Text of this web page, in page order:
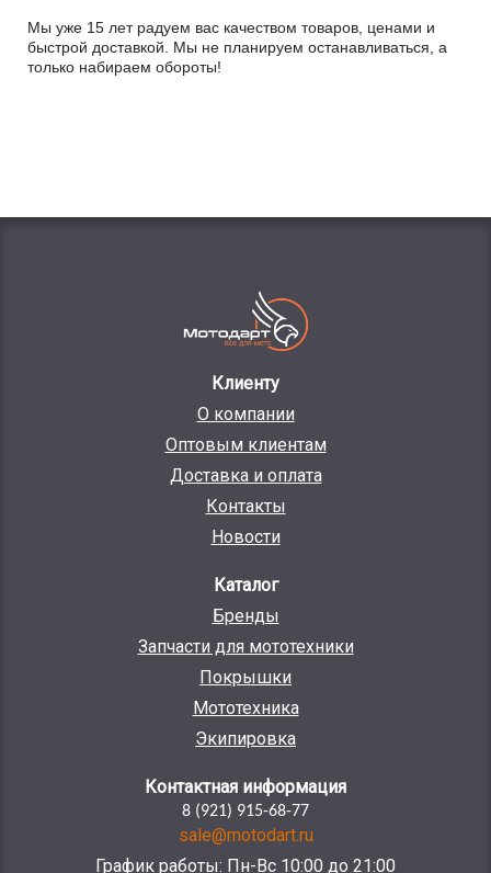
Мы уже 15 лет радуем вас качеством товаров, ценами и
быстрой доставкой. Мы не планируем останавливаться, а
только набираем обороты!
Клиенту
О компании
Оптовым клиентам
Доставка и оплата
Контакты
Новости
Каталог
Бренды
Запчасти для мототехники
Покрышки
Мототехника
Экипировка
Контактная информация
8 (921) 915-68-77
sale@motodart.ru
График работы: Пн-Вс 10:00 до 21:00